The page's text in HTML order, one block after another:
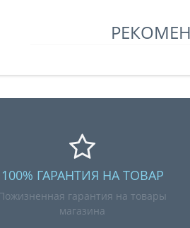
100% ГАРАНТИЯ НА ТОВАР
гарантия на товары
магазина